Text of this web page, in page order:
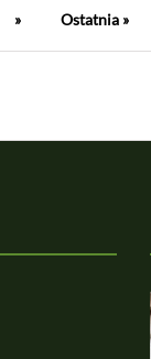
» Ostatnia »